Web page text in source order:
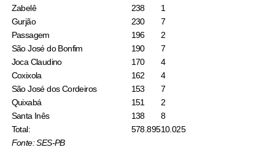
Zabelê
238
1
Gurjão
230
7
Passagem
196
2
São José do Bonfim
190
7
Joca Claudino
170
4
Coxixola
162
4
São José dos Cordeiros
153
7
Quixabá
151
2
Santa Inês
138
8
Total:
578.89510.025
Fonte: SES-PB